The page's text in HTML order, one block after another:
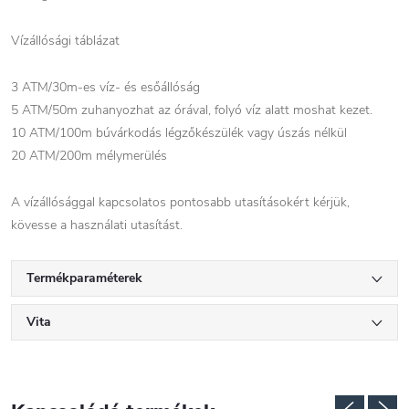
Vízállósági táblázat
3 ATM/30m-es víz- és esőállóság
5 ATM/50m zuhanyozhat az órával, folyó víz alatt moshat kezet.
10 ATM/100m búvárkodás légzőkészülék vagy úszás nélkül
20 ATM/200m mélymerülés
A vízállósággal kapcsolatos pontosabb utasításokért kérjük,
kövesse a használati utasítást.
Termékparaméterek
Vita